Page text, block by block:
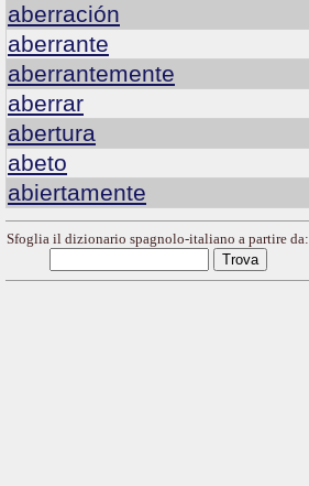
aberración
aberrante
aberrantemente
aberrar
abertura
abeto
abiertamente
Sfoglia il dizionario spagnolo-italiano a partire da: